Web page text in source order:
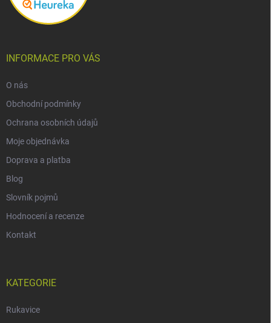
INFORMACE PRO VÁS
O nás
Obchodní podmínky
Ochrana osobních údajů
Moje objednávka
Doprava a platba
Blog
Slovník pojmů
Hodnocení a recenze
Kontakt
KATEGORIE
Rukavice